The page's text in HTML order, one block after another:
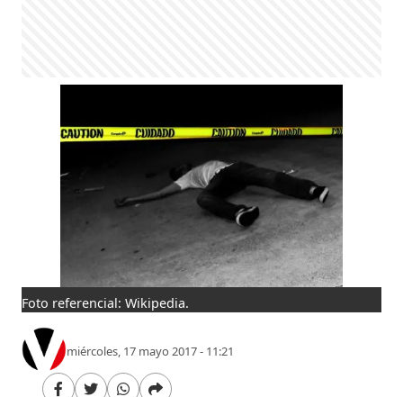
Foto referencial: Wikipedia.
miércoles, 17 mayo 2017 - 11:21